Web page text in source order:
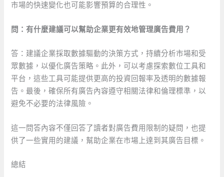
市場的快速變化也可能影響預算的合理性。
問：有什麼建議可以幫助企業更有效地管理廣告費用？
答：建議企業採取數據驅動的決策方式，持續分析市場和受
眾數據，以優化廣告策略。此外，可以考慮探索數位工具和
平台，這些工具可能提供更高的投資回報率及透明的數據報
告。最後，確保所有廣告內容遵守相關法律和倫理標準，以
避免不必要的法律風險。
這一問答內容不僅回答了讀者對廣告費用限制的疑問，也提
供了一些實用的建議，幫助企業在市場上達到其廣告目標。
總結